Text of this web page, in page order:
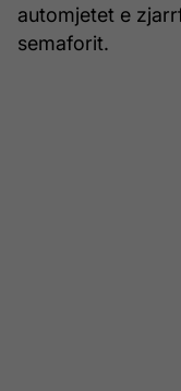
automjetet e
semaforit.